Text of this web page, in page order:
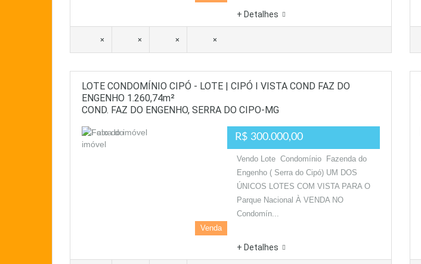
+ Detalhes
× × × ×
LOTE CONDOMÍNIO CIPÓ - LOTE | CIPÓ I VISTA COND FAZ DO
ENGENHO 1.260,74m²
COND. FAZ DO ENGENHO, SERRA DO CIPO-MG
Venda
R$ 300.000,00
Vendo Lote Condomínio Fazenda do
Engenho ( Serra do Cipó) UM DOS
ÚNICOS LOTES COM VISTA PARA O
Parque Nacional À VENDA NO
Condomín...
+ Detalhes